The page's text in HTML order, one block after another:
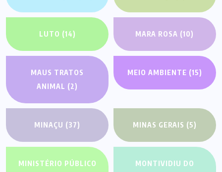
LUTO (14) MARA ROSA (10)
MAUS TRATOS
ANIMAL (2)
MEIO AMBIENTE (15)
MINAÇU (37) MINAS GERAIS (5)
MINISTÉRIO PÚBLICO
MONTIVIDIU DO